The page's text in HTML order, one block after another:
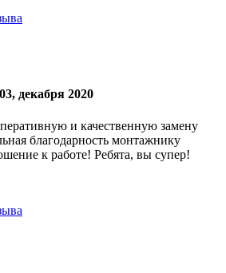
декабря 2020
и качественную замену
благодарность монтажнику
к работе! Ребята, вы супер!